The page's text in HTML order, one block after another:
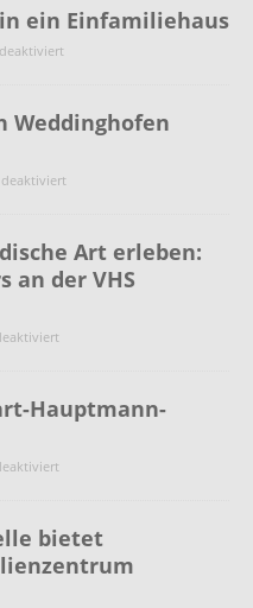
ein Einfamiliehaus
Weddinghofen
Art erleben:
an der VHS
Hauptmann-
bietet